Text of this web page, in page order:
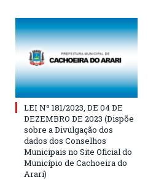
LEI Nº 181/2023, DE 04 DE
DEZEMBRO DE 2023 (Dispõe
sobre a Divulgação dos
dados dos Conselhos
Municipais no Site Oficial do
Município de Cachoeira do
Arari)